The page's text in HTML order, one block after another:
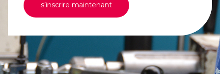
s’inscrire maintenant